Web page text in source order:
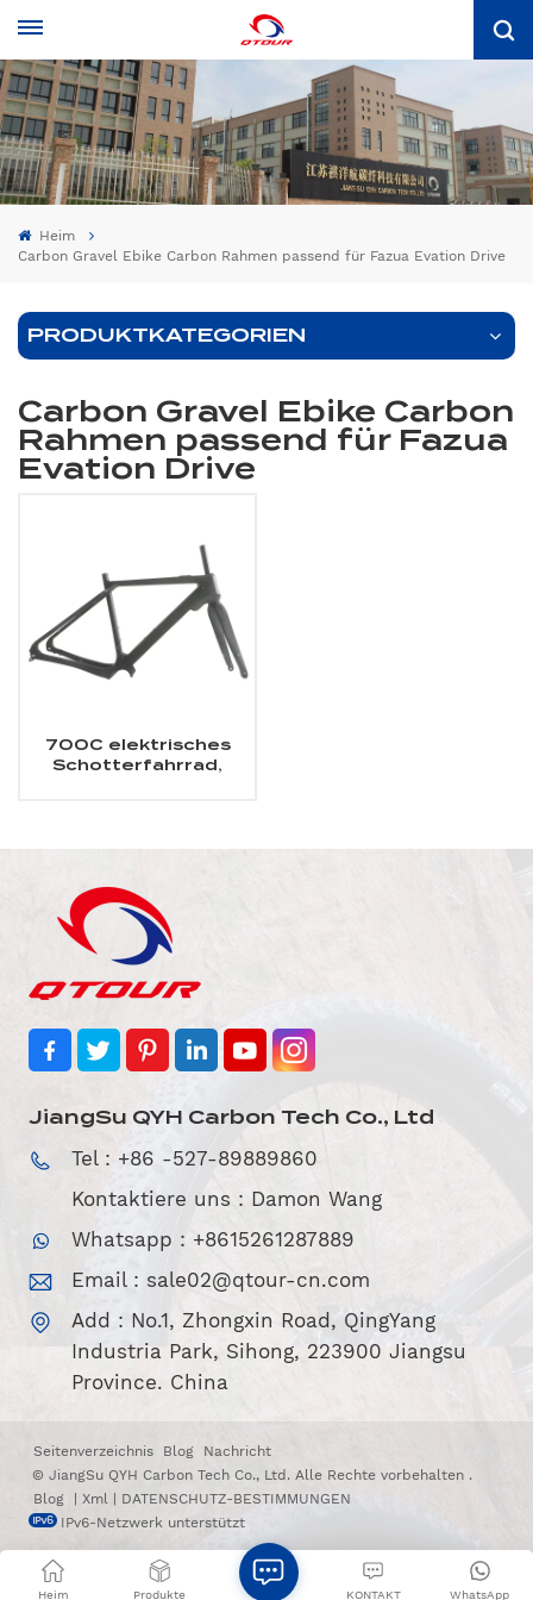
Heim
Carbon Gravel Ebike Carbon Rahmen passend für Fazua Evation Drive
PRODUKTKATEGORIEN
Carbon Gravel Ebike Carbon
Rahmen passend für Fazua
Evation Drive
700C elektrisches
Schotterfahrrad,
Antriebssystem
JiangSu QYH Carbon Tech Co., Ltd
Tel : +86 -527-89889860
Kontaktiere uns : Damon Wang
Whatsapp : +8615261287889
Email : sale02@qtour-cn.com
Add : No.1, Zhongxin Road, QingYang
Industria Park, Sihong, 223900 Jiangsu
Province. China
Seitenverzeichnis Blog
Nachricht
© JiangSu QYH Carbon Tech Co., Ltd. Alle Rechte vorbehalten .
Blog
Xml
DATENSCHUTZ-BESTIMMUNGEN
IPv6-Netzwerk unterstützt
Heim Produkte WhatsApp
KONTAKT